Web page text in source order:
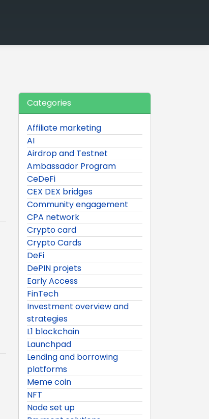
Categories
Affiliate marketing
AI
Airdrop and Testnet
Ambassador Program
CeDeFi
CEX DEX bridges
Community engagement
CPA network
Crypto card
Crypto Cards
DeFi
DePIN projets
Early Access
FinTech
Investment overview and
strategies
L1 blockchain
Launchpad
Lending and borrowing
platforms
Meme coin
NFT
Node set up